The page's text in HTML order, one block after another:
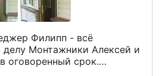
Филипп - всё
делу Монтажники Алексей и
оговоренный срок.
дверь и установили